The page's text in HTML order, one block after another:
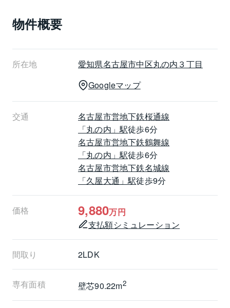
・生ゴミをその場で処理できる「ディスポーザー」
・荷物の受け取りに困らない「宅配ボックス＆オート
ロック」
【アクセス環境と信頼のブランド】
ケーション。三菱地所レジデンス(株)他分譲の、確かな
資産価値と洗練された管理体制（三菱地所コミュニ
ティ全部委託）も魅力です。
現在「空家」のため、即時の引渡しも可能です。都心
でありながら開放感に満ちた上質な暮らしを、ぜひ現
地でご体感ください。
mail：koki-oishi@ma.livable.jp
物件概要
所在地 愛知県名古屋市中区丸の内３丁目
Googleマップ
交通
名古屋市営地下鉄桜通線
「丸の内」駅徒歩6分
名古屋市営地下鉄鶴舞線
「丸の内」駅徒歩6分
名古屋市営地下鉄名城線
「久屋大通」駅徒歩9分
価格 9,880万円
支払額シミュレーション
間取り 2LDK
専有面積 壁芯90.22m2